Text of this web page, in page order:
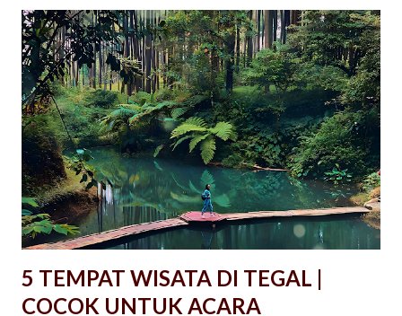
5 TEMPAT WISATA DI TEGAL |
COCOK UNTUK ACARA